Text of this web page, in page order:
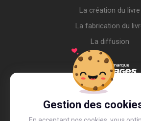
Gestion des
La création du livre
La fabrication du
La diffusion